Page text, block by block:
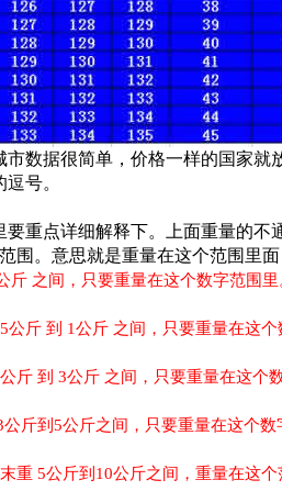
市数据很简单，价格一样的国家
号。
要重点详细解释下。上面重量的不
围。意思就是重量在这个范围里
斤 之间，只要重量在这个数字范围
公斤 到 1公斤 之间，只要重量在这
公斤 到 3公斤 之间，只要重量在这个
公斤到 5公斤之间，只要重量在这个
重 5公斤到 10公斤之间，重量在这